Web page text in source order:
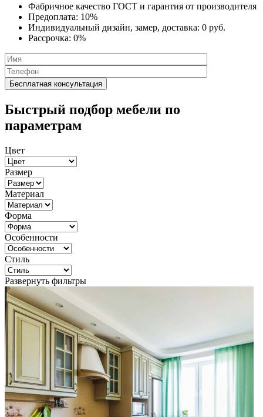
Фабричное качество ГОСТ и гарантия от производителя
Предоплата: 10%
Индивидуальный дизайн, замер, доставка: 0 руб.
Рассрочка: 0%
Быстрый подбор мебели по
параметрам
Цвет
Размер
Материал
Форма
Особенности
Стиль
Развернуть фильтры